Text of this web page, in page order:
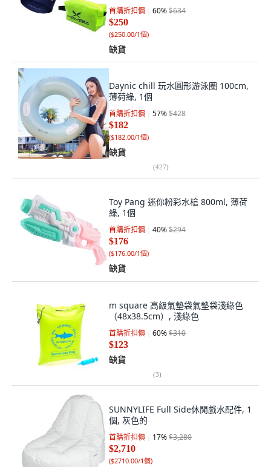
首購折扣價 60%$634
$250
($250.00/1個)
缺貨
Daynic chill 玩水圓形游泳圈 100cm,
薄荷綠, 1個
首購折扣價 57%$428
$182
($182.00/1個)
缺貨
(427)
Toy Pang 迷你粉彩水槍 800ml, 薄荷
綠, 1個
首購折扣價 40%$294
$176
($176.00/1個)
缺貨
m square 高級氣墊袋氣墊袋淺綠色
（48x38.5cm）, 淺綠色
首購折扣價 60%$310
$123
缺貨
(3)
SUNNYLIFE Full Side休閒戲水配件, 1
個, 灰色的
首購折扣價 17%$3,280
$2,710
($2710.00/1個)